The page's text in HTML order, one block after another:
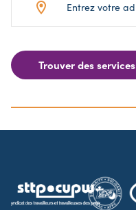
Trouver des services